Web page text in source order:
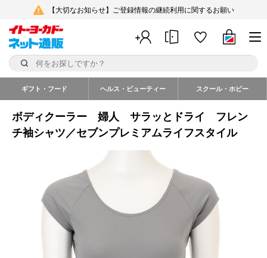
【大切なお知らせ】ご登録情報の継続利用に関するお願い
ギフト・フード ヘルス・ビューティー スクール・ホビー
ボディクーラー 婦人 サラッとドライ フレン
チ袖シャツ／セブンプレミアムライフスタイル